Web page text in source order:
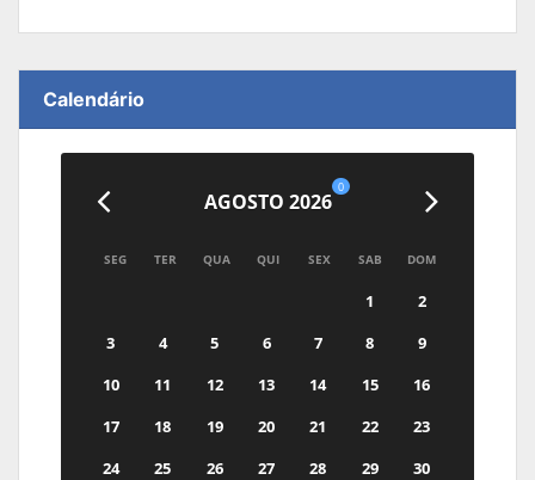
Calendário
AGOSTO 2026
0
SEG TER QUA QUI SEX SAB DOM
1
2
3
4 5 6 7 8
9
10
11 12 13 14 15
16
17
18 19 20 21 22
23
24
25 26 27 28 29
30